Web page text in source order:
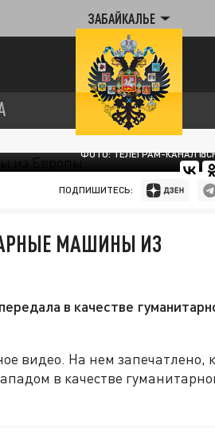
ЗАБАЙКАЛЬЕ
ФОТО: ТЕЛЕГРАМ-КАНАЛ
ПОДПИШИТЕСЬ:
МАШИНЫ ИЗ
в качестве
видео. На нем запечатлено,
в качестве